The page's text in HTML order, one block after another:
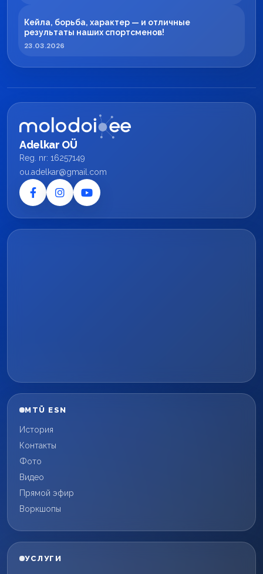
Кейла, борьба, характер — и отличные
результаты наших спортсменов!
23.03.2026
Adelkar OÜ
Reg. nr: 16257149
ou.adelkar@gmail.com
MTÜ ESN
История
Контакты
Фото
Видео
Прямой эфир
Воркшопы
УСЛУГИ